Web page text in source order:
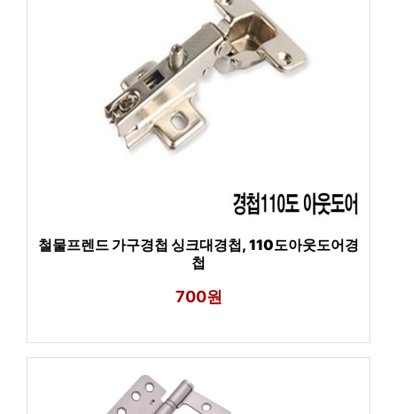
철물프렌드 가구경첩 싱크대경첩, 110도아웃도어경
첩
700원